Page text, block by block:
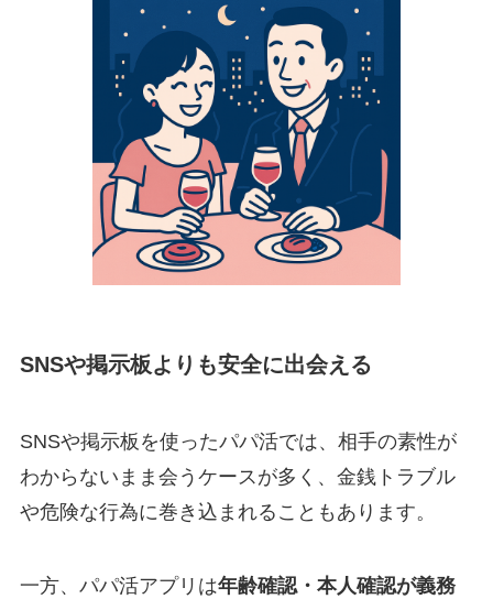
SNSや掲示板よりも安全に出会える
SNSや掲示板を使ったパパ活では、相手の素性が
わからないまま会うケースが多く、金銭トラブル
や危険な行為に巻き込まれることもあります。
一方、パパ活アプリは年齢確認・本人確認が義務